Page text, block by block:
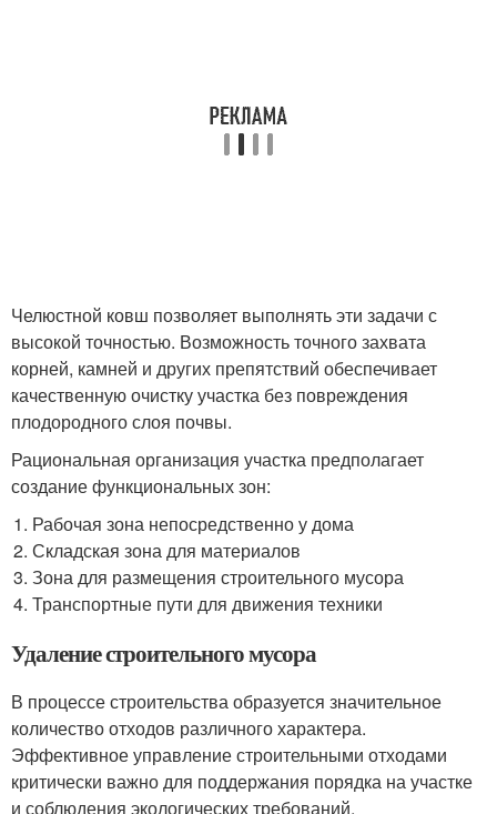
Челюстной ковш позволяет выполнять эти задачи с
высокой точностью. Возможность точного захвата
корней, камней и других препятствий обеспечивает
качественную очистку участка без повреждения
плодородного слоя почвы.
Рациональная организация участка предполагает
создание функциональных зон:
Рабочая зона непосредственно у дома
Складская зона для материалов
Зона для размещения строительного мусора
Транспортные пути для движения техники
Удаление строительного мусора
В процессе строительства образуется значительное
количество отходов различного характера.
Эффективное управление строительными отходами
критически важно для поддержания порядка на участке
и соблюдения экологических требований.